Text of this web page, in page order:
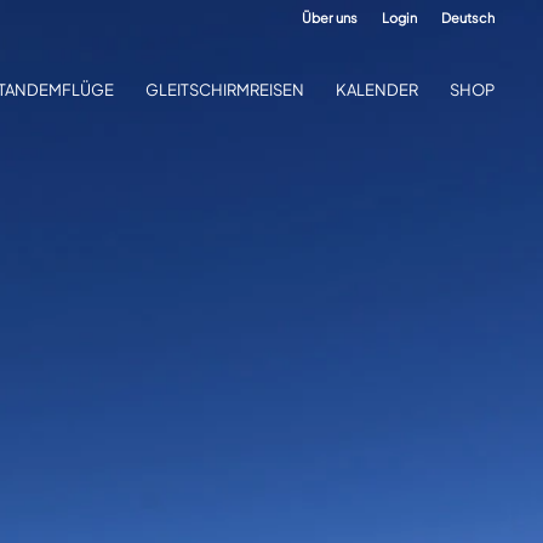
Über uns Login Deutsch
GLEITSCHIRMREISEN KALENDER SHOP